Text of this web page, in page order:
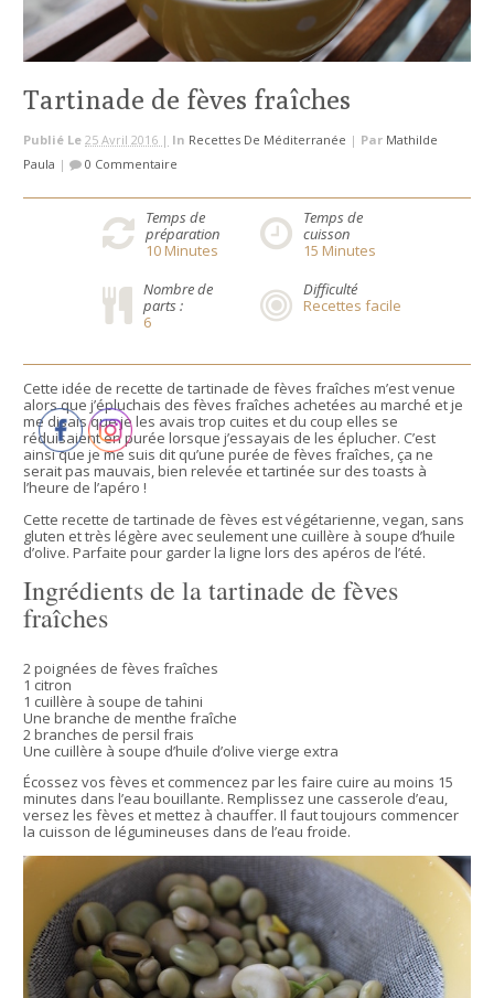
Tartinade de fèves fraîches
Publié Le 25 Avril 2016 | In Recettes De Méditerranée | Par Mathilde
Paula | 0 Commentaire
Temps de
préparation
10Minutes
Temps de
cuisson
15 Minutes
Nombre de
parts :
6
Difficulté
Recettes facile
Cette idée de recette de tartinade de fèves fraîches m’est venue
alors que j’épluchais des fèves fraîches achetées au marché et je
me disais que je les avais trop cuites et du coup elles se
réduisaient en purée lorsque j’essayais de les éplucher. C’est
ainsi que je me suis dit qu’une purée de fèves fraîches, ça ne
serait pas mauvais, bien relevée et tartinée sur des toasts à
l’heure de l’apéro !
Cette recette de tartinade de fèves est végétarienne, vegan, sans
gluten et très légère avec seulement une cuillère à soupe d’huile
d’olive. Parfaite pour garder la ligne lors des apéros de l’été.
Ingrédients de la tartinade de fèves
fraîches
2 poignées de fèves fraîches
1 citron
1 cuillère à soupe de tahini
Une branche de menthe fraîche
2 branches de persil frais
Une cuillère à soupe d’huile d’olive vierge extra
Écossez vos fèves et commencez par les faire cuire au moins 15
minutes dans l’eau bouillante. Remplissez une casserole d’eau,
versez les fèves et mettez à chauffer. Il faut toujours commencer
la cuisson de légumineuses dans de l’eau froide.